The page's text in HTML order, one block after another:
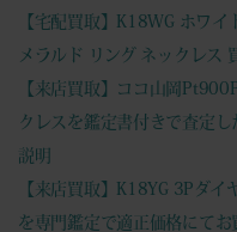
【宅配買取】K18WG ホワ
メラルド リング ネックレス
【来店買取】ココ山岡
クレスを鑑定書付きで査定
説明
【来店買取】K18YG 3Pダ
を専門鑑定で適正価格にて